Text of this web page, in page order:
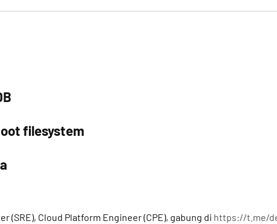
filesystem
(SRE), Cloud Platform Engineer (CPE), gabung di https://t.me/